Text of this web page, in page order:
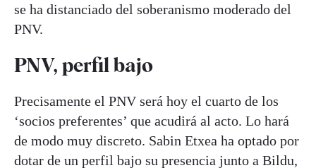
se ha distanciado del soberanismo moderado del
PNV.
PNV, perfil bajo
Precisamente el PNV será hoy el cuarto de los
‘socios preferentes’ que acudirá al acto. Lo hará
de modo muy discreto. Sabin Etxea ha optado por
dotar de un perfil bajo su presencia junto a Bildu,